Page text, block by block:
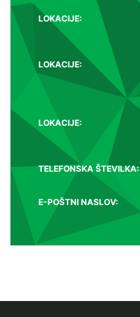
LOKACIJE:
LOKACIJE:
LOKACIJE:
TELEFONSKA ŠTEVILKA:
E-POŠTNI NASLOV: